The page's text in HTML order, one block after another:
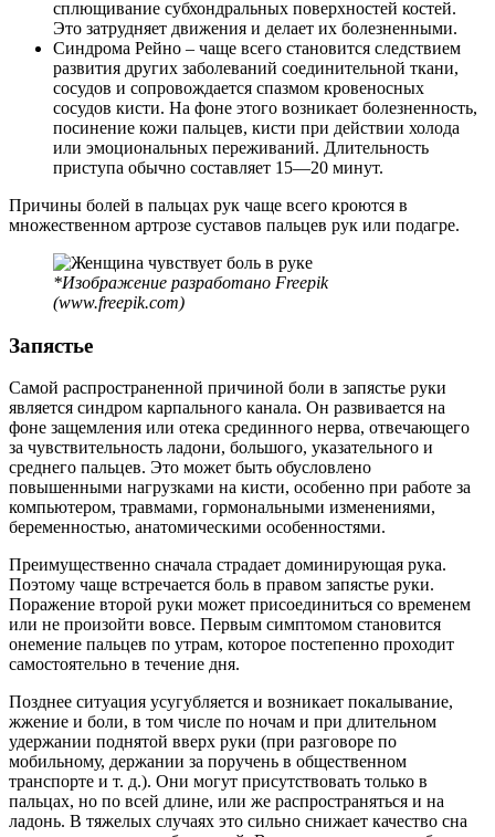
сплющивание субхондральных поверхностей костей.
Это затрудняет движения и делает их болезненными.
Синдрома Рейно – чаще всего становится следствием
развития других заболеваний соединительной ткани,
сосудов и сопровождается спазмом кровеносных
сосудов кисти. На фоне этого возникает болезненность,
посинение кожи пальцев, кисти при действии холода
или эмоциональных переживаний. Длительность
приступа обычно составляет 15—20 минут.
Причины болей в пальцах рук чаще всего кроются в
множественном артрозе суставов пальцев рук или подагре.
*Изображение разработано Freepik
(www.freepik.com)
Запястье
Самой распространенной причиной боли в запястье руки
является синдром карпального канала. Он развивается на
фоне защемления или отека срединного нерва, отвечающего
за чувствительность ладони, большого, указательного и
среднего пальцев. Это может быть обусловлено
повышенными нагрузками на кисти, особенно при работе за
компьютером, травмами, гормональными изменениями,
беременностью, анатомическими особенностями.
Преимущественно сначала страдает доминирующая рука.
Поэтому чаще встречается боль в правом запястье руки.
Поражение второй руки может присоединиться со временем
или не произойти вовсе. Первым симптомом становится
онемение пальцев по утрам, которое постепенно проходит
самостоятельно в течение дня.
Позднее ситуация усугубляется и возникает покалывание,
жжение и боли, в том числе по ночам и при длительном
удержании поднятой вверх руки (при разговоре по
мобильному, держании за поручень в общественном
транспорте и т. д.). Они могут присутствовать только в
пальцах, но по всей длине, или же распространяться и на
ладонь. В тяжелых случаях это сильно снижает качество сна